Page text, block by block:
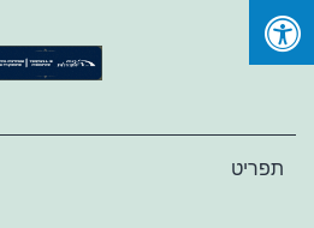
Skip
תפריט